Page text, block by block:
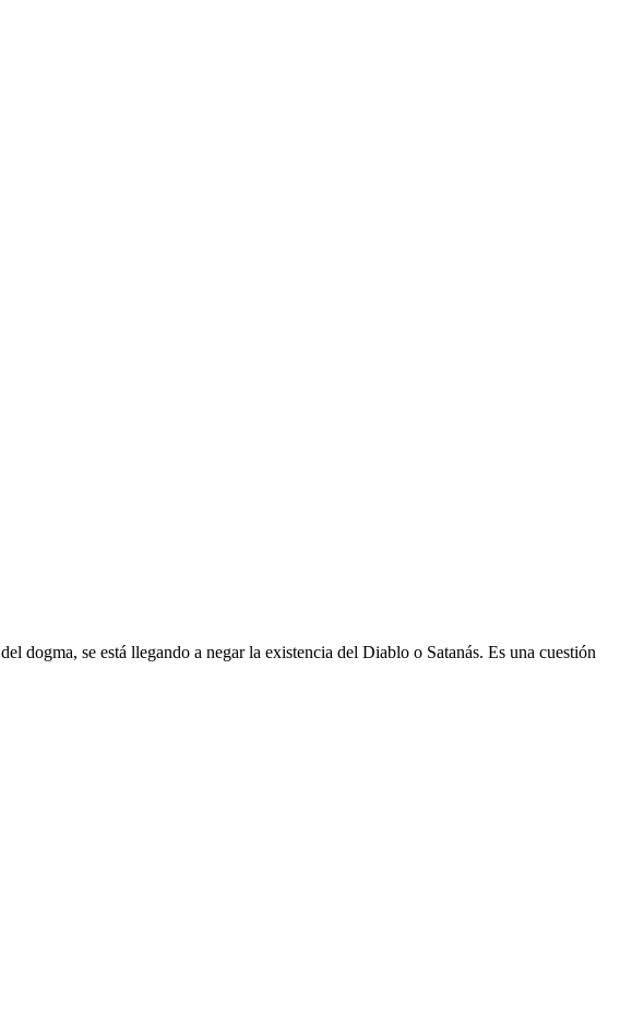
dogma, se está llegando a negar la existencia del Diablo o Satanás. Es una cuestión